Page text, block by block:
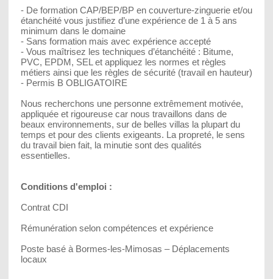
- De formation CAP/BEP/BP en couverture-zinguerie et/ou
étanchéité vous justifiez d’une expérience de 1 à 5 ans
minimum dans le domaine
- Sans formation mais avec expérience accepté
- Vous maîtrisez les techniques d’étanchéité : Bitume,
PVC, EPDM, SEL et appliquez les normes et règles
métiers ainsi que les règles de sécurité (travail en hauteur)
- Permis B OBLIGATOIRE
Nous recherchons une personne extrêmement motivée,
appliquée et rigoureuse car nous travaillons dans de
beaux environnements, sur de belles villas la plupart du
temps et pour des clients exigeants. La propreté, le sens
du travail bien fait, la minutie sont des qualités
essentielles.
Conditions d'emploi :
Contrat CDI
Rémunération selon compétences et expérience
Poste basé à Bormes-les-Mimosas – Déplacements
locaux